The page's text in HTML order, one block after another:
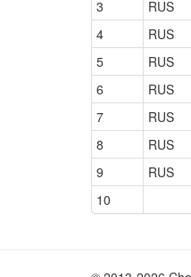
3
RUS
4
RUS
5
RUS
6
RUS
7
RUS
8
RUS
9
RUS
10